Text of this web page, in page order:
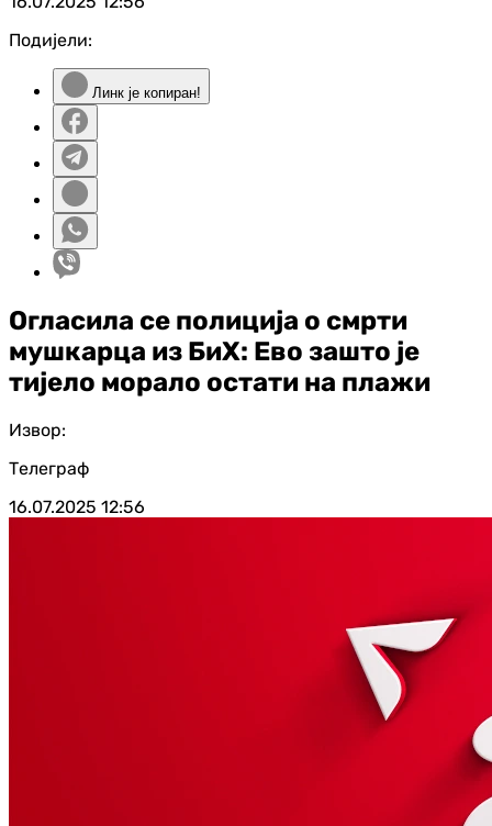
Подијели:
Линк је копиран!
Огласила се полиција о смрти
мушкарца из БиХ: Ево зашто је
тијело морало остати на плажи
Извор:
Телеграф
16.07.2025 12:56